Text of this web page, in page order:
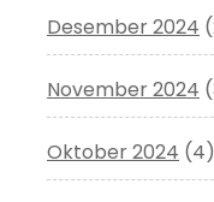
Desember 2024
November 2024
Oktober 2024 (4)